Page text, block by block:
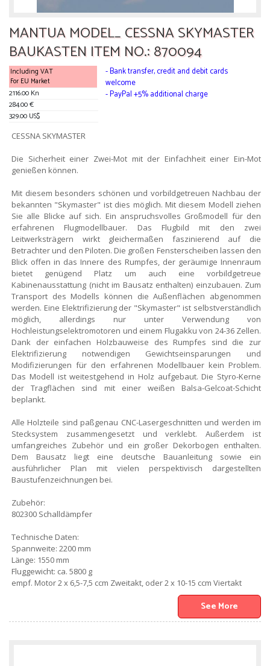
MANTUA MODEL_ CESSNA SKYMASTER
BAUKASTEN ITEM NO.: 870094
Including VAT
For EU Market
2116.00 Kn
284.00 €
329.00 US$
- Bank transfer, credit and debit cards
welcome
- PayPal +5% additional charge
CESSNA SKYMASTER
Die Sicherheit einer Zwei-Mot mit der Einfachheit einer Ein-Mot
genießen können.
Mit diesem besonders schönen und vorbildgetreuen Nachbau der
bekannten "Skymaster" ist dies möglich. Mit diesem Modell ziehen
Sie alle Blicke auf sich. Ein anspruchsvolles Großmodell für den
erfahrenen Flugmodellbauer. Das Flugbild mit den zwei
Leitwerksträgern wirkt gleichermaßen faszinierend auf die
Betrachter und den Piloten. Die großen Fensterscheiben lassen den
Blick offen in das Innere des Rumpfes, der geräumige Innenraum
bietet genügend Platz um auch eine vorbildgetreue
Kabinenausstattung (nicht im Bausatz enthalten) einzubauen. Zum
Transport des Modells können die Außenflächen abgenommen
werden. Eine Elektrifizierung der "Skymaster" ist selbstverständlich
möglich, allerdings nur unter Verwendung von
Hochleistungselektromotoren und einem Flugakku von 24-36 Zellen.
Dank der einfachen Holzbauweise des Rumpfes sind die zur
Elektrifizierung notwendigen Gewichtseinsparungen und
Modifizierungen für den erfahrenen Modellbauer kein Problem.
Das Modell ist weitestgehend in Holz aufgebaut. Die Styro-Kerne
der Tragflächen sind mit einer weißen Balsa-Gelcoat-Schicht
beplankt.
Alle Holzteile sind paßgenau CNC-Lasergeschnitten und werden im
Stecksystem zusammengesetzt und verklebt. Außerdem ist
umfangreiches Zubehör und ein großer Dekorbogen enthalten.
Dem Bausatz liegt eine deutsche Bauanleitung sowie ein
ausführlicher Plan mit vielen perspektivisch dargestellten
Baustufenzeichnungen bei.
Zubehör:
802300 Schalldämpfer
Technische Daten:
Spannweite: 2200 mm
Länge: 1550 mm
Fluggewicht: ca. 5800 g
empf. Motor 2 x 6,5-7,5 ccm Zweitakt, oder 2 x 10-15 ccm Viertakt
See More